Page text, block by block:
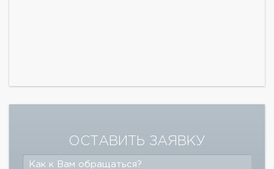
ОСТАВИТЬ ЗАЯВКУ
Как к Вам обращаться?